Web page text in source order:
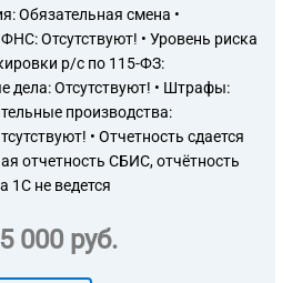
Обязательная смена •
Отсутствуют! • Уровень риска
р/с по 115-ФЗ:
дела: Отсутствуют! • Штрафы:
производства:
• Отчетность сдается
отчетность СБИС, отчётность
1С не ведется
000 руб.